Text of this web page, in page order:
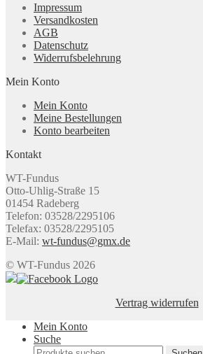
Impressum
Versandkosten
AGB
Datenschutz
Widerrufsbelehrung
Mein Konto
Mein Konto
Meine Bestellungen
Konto bearbeiten
Kontakt
WT-Fundus
Otto-Uhlig-Straße 15
01454 Radeberg
Telefon: 03528/2295106
Telefax: 03528/2295105
E-Mail: wt-fundus@gmx.de
© WT-Fundus 2026
Vertrag widerrufen
Mein Konto
Suche
Suchen